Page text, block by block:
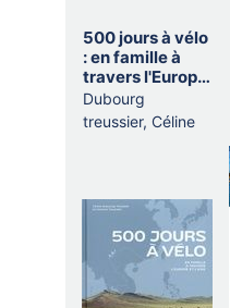
500 jours à vélo
: en famille à
travers l'Europe
et l'Asie
Dubourg
treussier, Céline